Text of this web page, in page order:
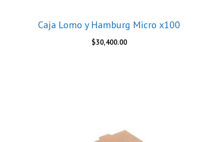
Caja Lomo y Hamburg Micro x100
$30,400.00